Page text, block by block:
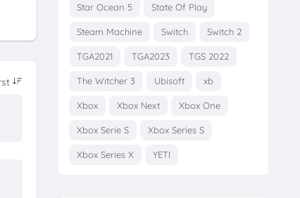
Star Ocean 5 State Of Play
Steam Machine Switch Switch 2
TGA2021 TGA2023 TGS 2022
The Witcher 3 Ubisoft xb
Xbox Xbox Next Xbox One
Xbox Serie S Xbox Series S
Xbox Series X YETI